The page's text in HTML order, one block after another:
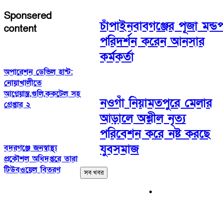
Sponsered
content
অপারেশন ডেভিল হান্ট:
নোয়াখালীতে
আগ্নেয়াস্ত্র,গুলি,ককটেল সহ
গ্রেপ্তার ২
বদরগঞ্জে জনস্বাস্থ্য
প্রকৌশল অধিদপ্তরে তারা
টিউবওয়েল বিতরণ
চাঁপাইনবাবগঞ্জের পূজা
পরিদর্শন করেন আনসার
কর্মকর্তা
নওগাঁ নিয়ামতপুরে মেলার
আড়ালে অশ্লীল নৃত্য
পরিবেশন করে নষ্ট করছে
যুবসমাজ
সব খবর